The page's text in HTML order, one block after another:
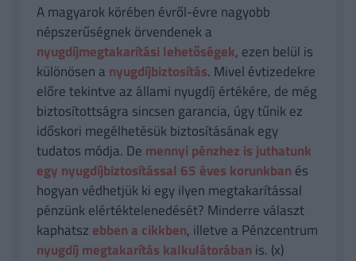
A magyarok körében évről-évre nagyobb
népszerűségnek örvendenek a
nyugdíjmegtakarítási lehetőségek, ezen belül is
különösen a nyugdíjbiztosítás. Mivel évtizedekre
előre tekintve az állami nyugdíj értékére, de még
biztosítottságra sincsen garancia, úgy tűnik ez
időskori megélhetésük biztosításának egy
tudatos módja. De mennyi pénzhez is juthatunk
egy nyugdíjbiztosítással 65 éves korunkban és
hogyan védhetjük ki egy ilyen megtakarítással
pénzünk elértéktelenedését? Minderre választ
kaphatsz ebben a cikkben, illetve a Pénzcentrum
nyugdíj megtakarítás kalkulátorában is. (x)